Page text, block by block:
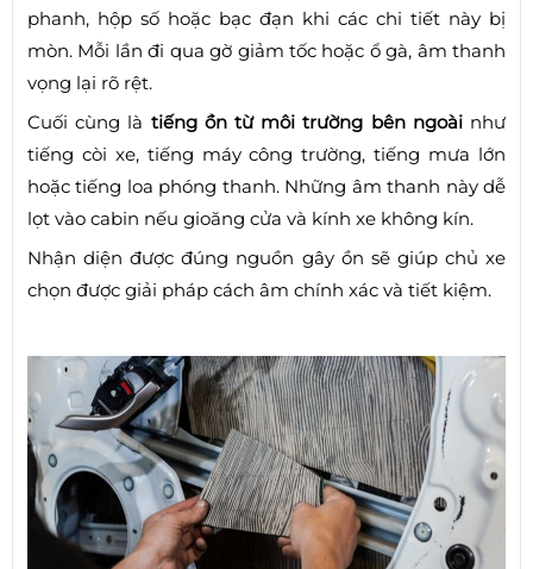
phanh, hộp số hoặc bạc đạn khi các chi tiết này bị
mòn. Mỗi lần đi qua gờ giảm tốc hoặc ổ gà, âm thanh
vọng lại rõ rệt.
Cuối cùng là tiếng ồn từ môi trường bên ngoàinhư
tiếng còi xe, tiếng máy công trường, tiếng mưa lớn
hoặc tiếng loa phóng thanh. Những âm thanh này dễ
lọt vào cabin nếu gioăng cửa và kính xe không kín.
Nhận diện được đúng nguồn gây ồn sẽ giúp chủ xe
chọn được giải pháp cách âm chính xác và tiết kiệm.